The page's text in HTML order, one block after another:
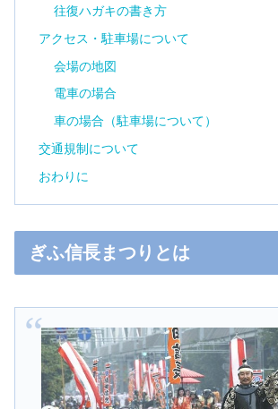
往復ハガキの書き方
アクセス・駐車場について
会場の地図
電車の場合
車の場合（駐車場について）
交通規制について
おわりに
ぎふ信長まつりとは